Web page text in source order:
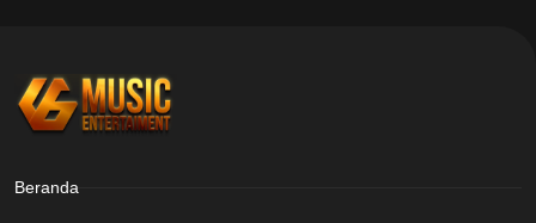
Beranda